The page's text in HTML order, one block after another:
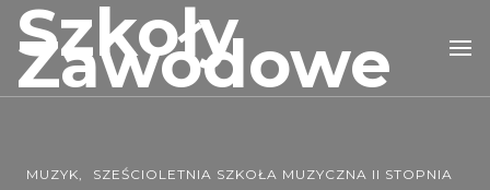
Szkoły
Zawodowe
MUZYK SZEŚCIOLETNIA SZKOŁA MUZYCZNA II STOPNIA